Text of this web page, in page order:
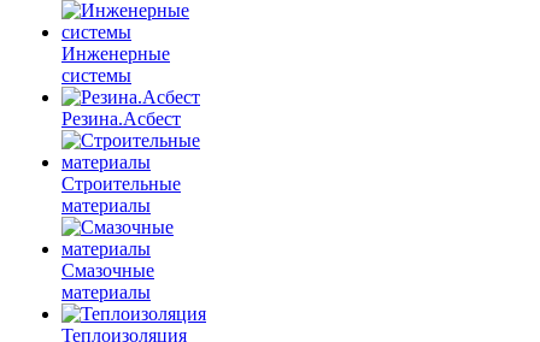
Инженерные
системы
Резина.Асбест
Строительные
материалы
Смазочные
материалы
Теплоизоляция